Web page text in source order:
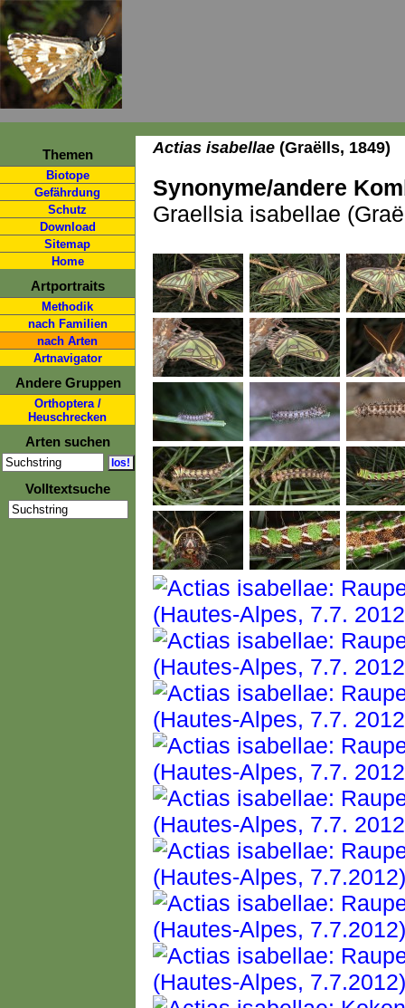
Themen
Biotope
Gefährdung
Schutz
Download
Sitemap
Home
Artportraits
Methodik
nach Familien
nach Arten
Artnavigator
Andere Gruppen
Orthoptera /
Heuschrecken
Arten suchen
Volltextsuche
Actias isabellae (Graëlls, 1849)
Synonyme/andere
Graellsia isabellae